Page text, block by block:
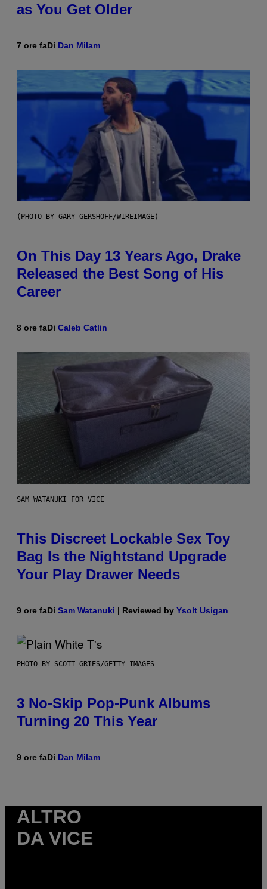
as You Get Older
7 ore faDi Dan Milam
(PHOTO BY GARY GERSHOFF/WIREIMAGE)
On This Day 13 Years Ago, Drake
Released the Best Song of His
Career
8 ore faDi Caleb Catlin
SAM WATANUKI FOR VICE
This Discreet Lockable Sex Toy
Bag Is the Nightstand Upgrade
Your Play Drawer Needs
9 ore faDi Sam Watanuki | Reviewed by Ysolt Usigan
PHOTO BY SCOTT GRIES/GETTY IMAGES
3 No-Skip Pop-Punk Albums
Turning 20 This Year
9 ore faDi Dan Milam
ALTRO
DA VICE